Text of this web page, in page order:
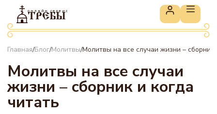
онлайн сервис
ТРЕБЫ
Главная/Блог/Молитвы/Молитвы на все случаи жизни – сборник
Молитвы на все случаи
жизни – сборник и когда
читать